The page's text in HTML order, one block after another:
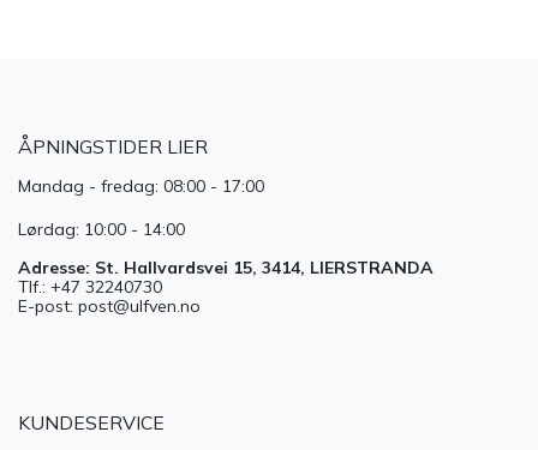
ÅPNINGSTIDER LIER
Mandag - fredag: 08:00 - 17:00
Lørdag: 10:00 - 14:00
Adresse: St. Hallvardsvei 15, 3414, LIERSTRANDA
Tlf.: +47 32240730
E-post: post@ulfven.no
KUNDESERVICE